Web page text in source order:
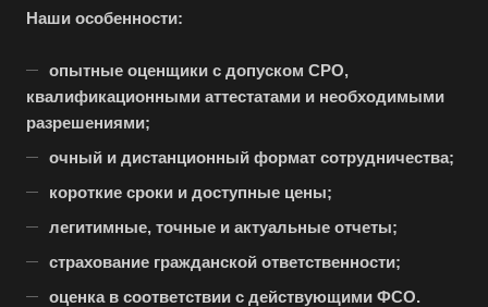
Наши особенности:
опытные оценщики с допуском СРО,
квалификационными аттестатами и необходимыми
разрешениями;
очный и дистанционный формат сотрудничества;
короткие сроки и доступные цены;
легитимные, точные и актуальные отчеты;
страхование гражданской ответственности;
оценка в соответствии с действующими ФСО.
Воскресенск
Воткинск